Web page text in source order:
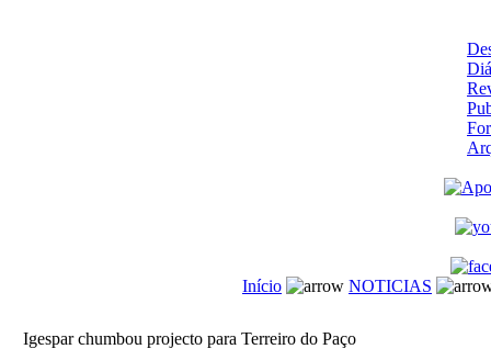
Início NOTICIAS
Igespar chumbou projecto para Terreiro do Paço